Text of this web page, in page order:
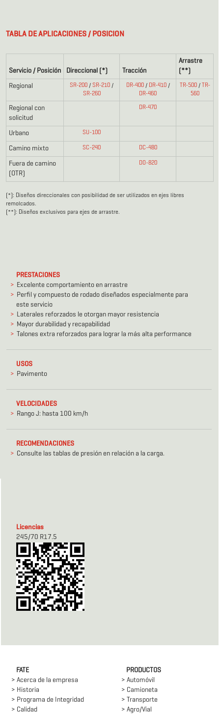
TABLA DE APLICACIONES / POSICION
Servicio / Posición Direccional (*) Tracción
Arrastre
(**)
Regional SR-200 / SR-210 /
SR-260
DR-400/ DR-410/
DR-460
TR-500/
TR-
560
Regional con
solicitud
DR-470
Urbano SU-100
Camino mixto SC-240 DC-480
Fuera de camino
(OTR)
DO-820
(*): Diseños direccionales con posibilidad de ser utilizados en ejes libres
remolcados.
(**): Diseños exclusivos para ejes de arrastre.
PRESTACIONES
Excelente comportamiento en arrastre
Perfil y compuesto de rodado diseñados especialmente para
este servicio
Laterales reforzados le otorgan mayor resistencia
Mayor durabilidad y recapabilidad
Talones extra reforzados para lograr la más alta performance
USOS
Pavimento
VELOCIDADES
Rango J: hasta 100 km/h
RECOMENDACIONES
Consulte las tablas de presión en relación a la carga.
Licencias
245/70 R17.5
FATE
> Acerca de la empresa
> Historia
> Programa de Integridad
> Calidad
PRODUCTOS
> Automóvil
> Camioneta
> Transporte
> Agro/Vial